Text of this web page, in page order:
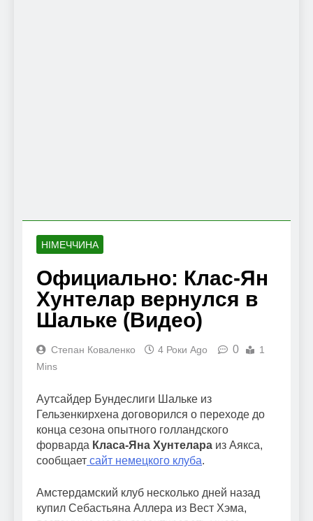
НІМЕЧЧИНА
Официально: Клас-Ян
Хунтелар вернулся в
Шальке (Видео)
Степан Коваленко 4 Роки Ago 0
1
Mins
Аутсайдер Бундеслиги Шальке из
Гельзенкирхена договорился о переходе до
конца сезона опытного голландского
форварда Класа-Яна Хунтелара из Аякса,
сообщает сайт немецкого клуба.
Амстердамский клуб несколько дней назад
купил Себастьяна Аллера из Вест Хэма,